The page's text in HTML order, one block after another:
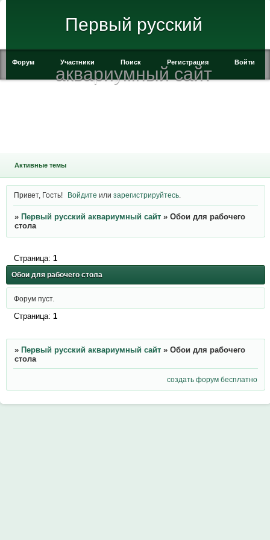
Первый русский
аквариумный сайт
Форум Участники Поиск Регистрация Войти
Активные темы
Привет, Гость! Войдите илизарегистрируйтесь
» Первый русский аквариумный сайт » Обои для рабочего
стола
Обои для рабочего стола
Страница: 1
Форум пуст.
Страница: 1
» Первый русский аквариумный сайт » Обои для рабочего
стола
создать форум бесплатно